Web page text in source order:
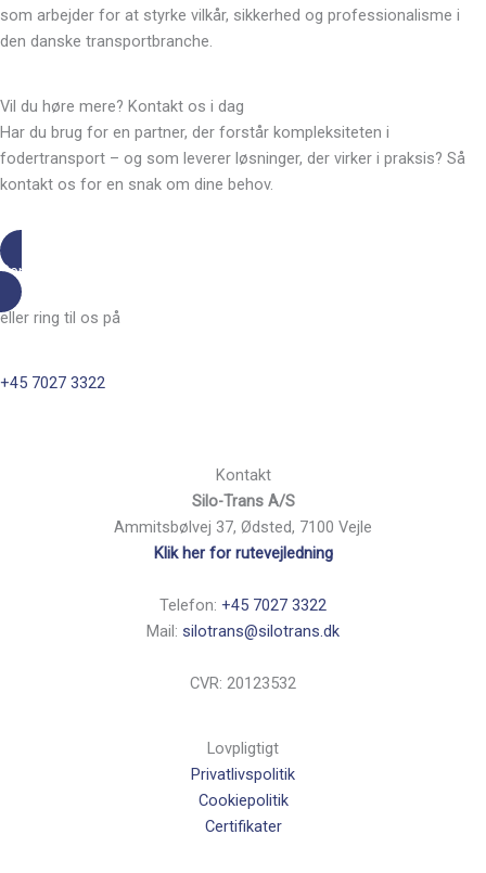
som arbejder for at styrke vilkår, sikkerhed og professionalisme i
den danske transportbranche.
Vil du høre mere? Kontakt os i dag
Har du brug for en partner, der forstår kompleksiteten i
fodertransport – og som leverer løsninger, der virker i praksis? Så
kontakt os for en snak om dine behov.
Send os en mail
eller ring til os på
+45 7027 3322
Kontakt
Silo-Trans A/S
Ammitsbølvej 37, Ødsted, 7100 Vejle
Klik her for rutevejledning
Telefon: +45 7027 3322
Mail: silotrans@silotrans.dk
CVR: 20123532
Lovpligtigt
Privatlivspolitik
Cookiepolitik
Certifikater